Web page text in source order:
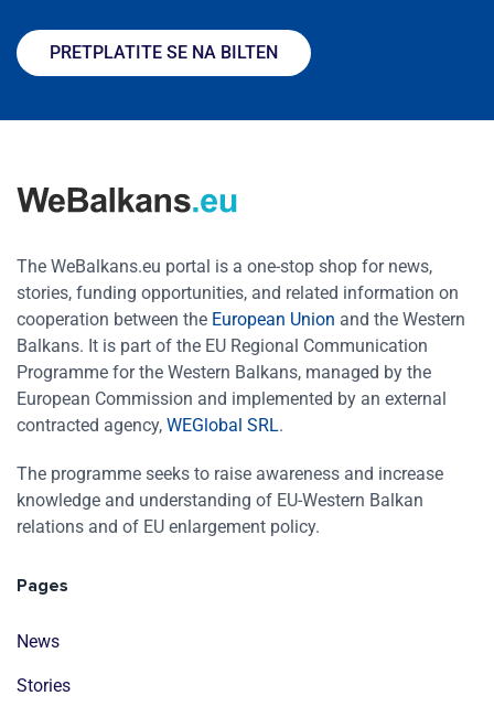
PRETPLATITE SE NA BILTEN
The WeBalkans.eu portal is a one-stop shop for news,
stories, funding opportunities, and related information on
cooperation between the European Union and the Western
Balkans. It is part of the EU Regional Communication
Programme for the Western Balkans, managed by the
European Commission and implemented by an external
contracted agency, WEGlobal SRL.
The programme seeks to raise awareness and increase
knowledge and understanding of EU-Western Balkan
relations and of EU enlargement policy.
Pages
News
Stories